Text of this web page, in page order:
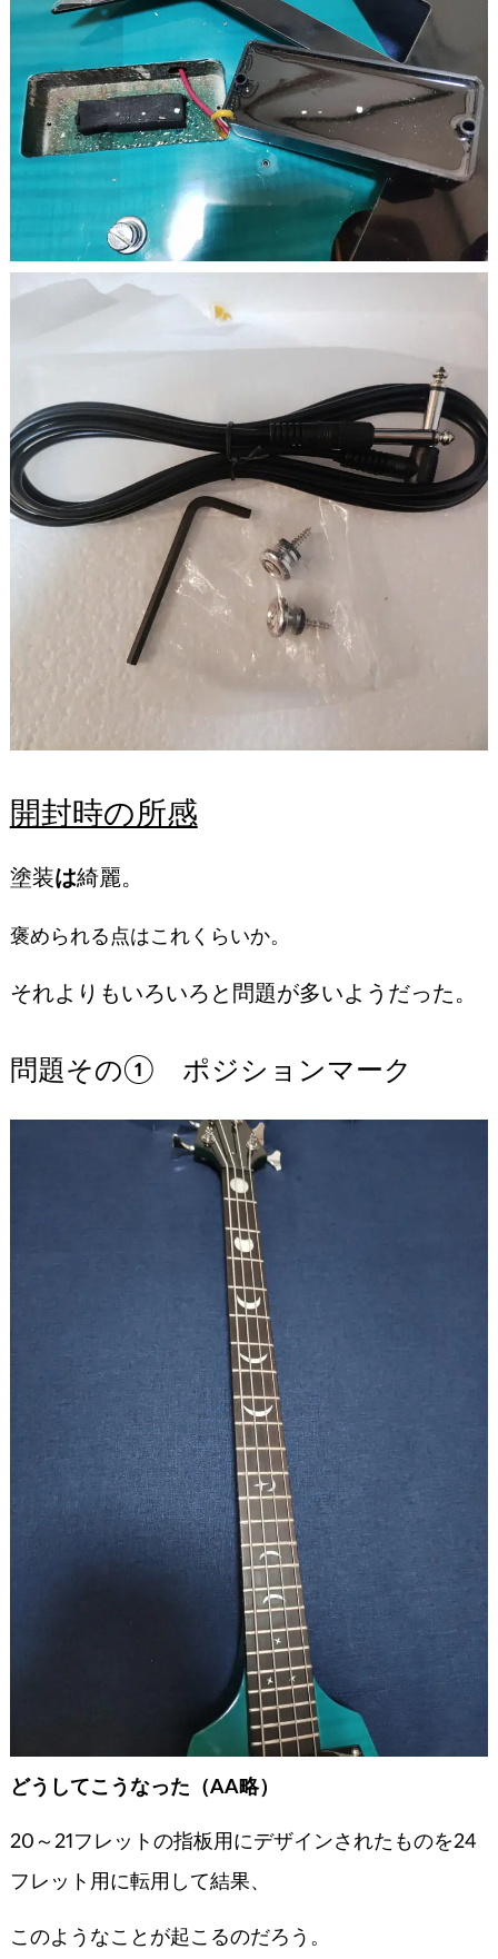
開封時の所感
塗装は綺麗。
褒められる点はこれくらいか。
それよりもいろいろと問題が多いようだった。
問題その① ポジションマーク
どうしてこうなった（AA略）
20～21フレットの指板用にデザインされたものを24
フレット用に転用して結果、
このようなことが起こるのだろう。